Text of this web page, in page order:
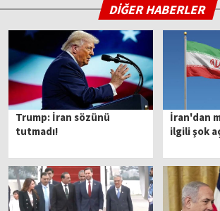
DİĞER HABERLER
Trump: İran sözünü
tutmadı!
İran'dan
ilgili şok